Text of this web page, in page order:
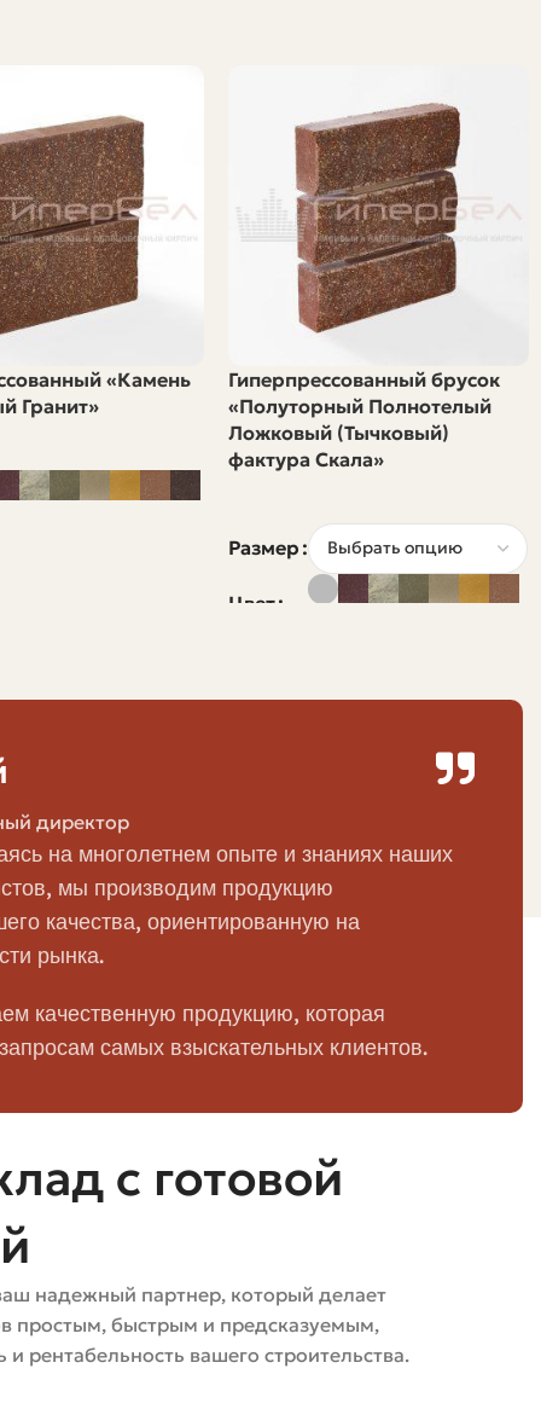
простые правила помогли избежать лишних
— при неправильной транспортировке легко
проекта. Часто их стоимость на тонну невелика,
А когда дело касается крупной стройки, то
деньги и нервные клетки всех участников процесса.
варианты, которые чаще всего встречаются
грузовик, который подъедет ближе к месту
о тентовой защите или использовании
рисках. Для кирпича это не критично, но мокрый
аккуратно и ставит их прямо у нужной
затрат на разгрузку и уменьшения риска
Но если это крупноштучный блок или сыпучие
«Камень
Гранит»
Гиперпрессованный брусок
«Полуторный Полнотелый
Ложковый (Тычковый)
фактура Скала»
Размер
Цвет
директор
на многолетнем опыте и знаниях наших
мы производим продукцию
качества, ориентированную на
рынка.
качественную продукцию, которая
самых взыскательных клиентов.
с готовой
надежный партнер, который делает
простым, быстрым и предсказуемым,
рентабельность вашего строительства.